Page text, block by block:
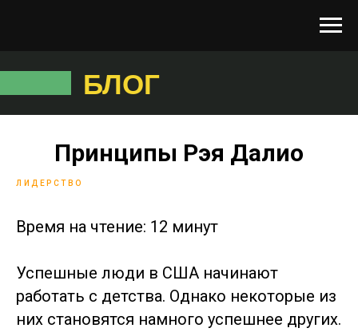
БЛОГ
Принципы Рэя Далио
ЛИДЕРСТВО
Время на чтение: 12 минут
Успешные люди в США начинают
работать с детства. Однако некоторые из
них становятся намного успешнее других.